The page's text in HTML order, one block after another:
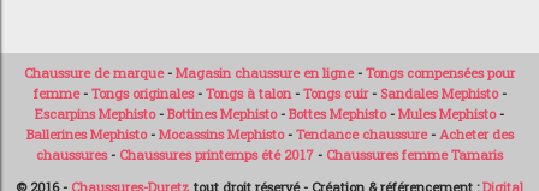
Chaussure de marque- Magasin chaussure en ligne- Tongs compensées pour
femme- Tongs originales- Tongs à talon- Tongs cuir- Sandales Mephisto-
Escarpins Mephisto- Bottines Mephisto- Bottes Mephisto- Mules Mephisto-
Ballerines Mephisto- Mocassins Mephisto- Tendance chaussure- Acheter des
chaussures- Chaussures printemps été 2017 - Chaussures femme Tamaris
© 2016 - Chaussures-Duretz tout droit réservé - Création & référencement :Digital